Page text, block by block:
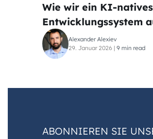
Wie wir ein KI-natives
Entwicklungssystem
Alexander Alexiev
29. Januar 2026 | 9 min read
ABONNIEREN SIE